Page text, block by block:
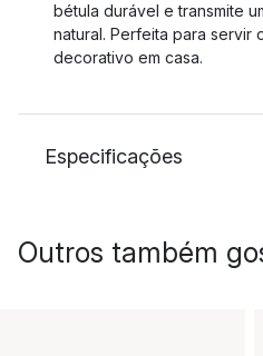
bétula durável e transmite
natural. Perfeita para servir
decorativo em casa.
Especificações
Outros também